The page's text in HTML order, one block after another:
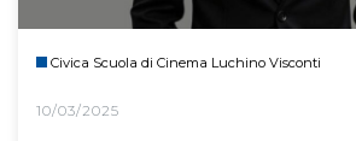
Civica Scuola di Cinema Luchino Visconti
10/03/2025